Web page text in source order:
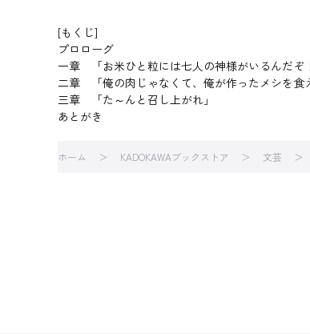
[もくじ]
プロローグ
一章 「お米ひと粒には七人の神様がいるんだぞ
二章 「俺の肉じゃなくて、俺が作ったメシを食
三章 「た～んと召し上がれ」
あとがき
ホーム KADOKAWAブックストア 文芸